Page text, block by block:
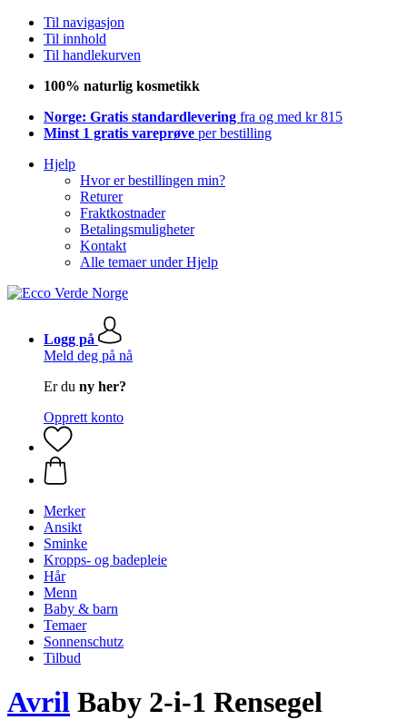
Til navigasjon
Til innhold
Til handlekurven
100% naturlig kosmetikk
Norge: Gratis standardlevering fra og med kr 815
Minst 1 gratis vareprøve per bestilling
Hjelp
Hvor er bestillingen min?
Returer
Fraktkostnader
Betalingsmuligheter
Kontakt
Alle temaer under Hjelp
Logg på
Meld deg på nå
Er du ny her?
Opprett konto
Merker
Ansikt
Sminke
Kropps- og badepleie
Hår
Menn
Baby & barn
Temaer
Sonnenschutz
Tilbud
Avril Baby 2-i-1 Rensegel